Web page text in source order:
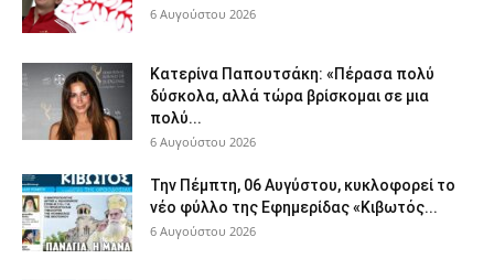
6 Αυγούστου 2026
Κατερίνα Παπουτσάκη: «Πέρασα πολύ
δύσκολα, αλλά τώρα βρίσκομαι σε μια
πολύ...
6 Αυγούστου 2026
Την Πέμπτη, 06 Αυγύστου, κυκλοφορεί το
νέο φύλλο της Εφημερίδας «Κιβωτός...
6 Αυγούστου 2026